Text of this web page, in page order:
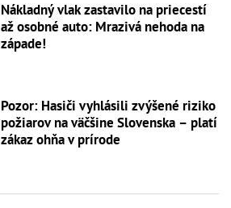
Nákladný vlak zastavilo na priecestí
až osobné auto: Mrazivá nehoda na
západe!
Pozor: Hasiči vyhlásili zvýšené riziko
požiarov na väčšine Slovenska – platí
zákaz ohňa v prírode